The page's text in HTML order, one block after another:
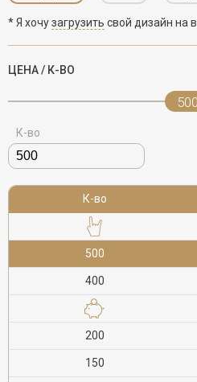
* Я хочузагрузить свой дизайн на
ЦЕНА / К-ВО
500
К-во
К-во
500
400
200
150